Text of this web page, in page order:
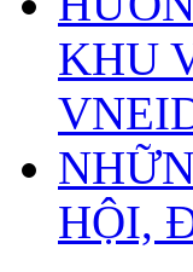
KHU
HỘI,